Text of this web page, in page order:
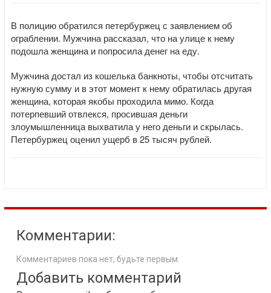
В полицию обратился петербуржец с заявлением об
ограблении. Мужчина рассказал, что на улице к нему
подошла женщина и попросила денег на еду.
Мужчина достал из кошелька банкноты, чтобы отсчитать
нужную сумму и в этот момент к нему обратилась другая
женщина, которая якобы проходила мимо. Когда
потерпевший отвлекся, просившая деньги
злоумышленница выхватила у него деньги и скрылась.
Петербуржец оценил ущерб в 25 тысяч рублей.
Комментарии:
Комментариев пока нет, будьте первым.
Добавить комментарий